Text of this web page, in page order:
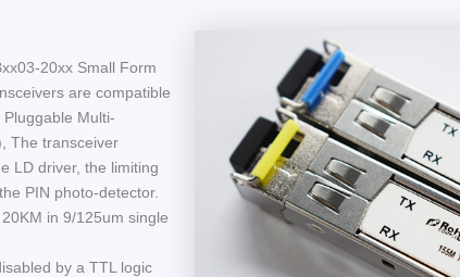
20xx Small Form
are compatible
Multi-
The transceiver
LD driver, the limiting
PIN photo-detector.
in 9/125um single
by a TTL logic